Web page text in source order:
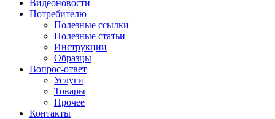
Видеоновости
Потребителю
Полезные ссылки
Полезные статьи
Инструкции
Образцы
Вопрос-ответ
Услуги
Товары
Прочее
Контакты